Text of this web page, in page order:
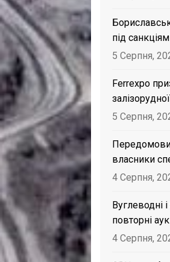
під
5 Серпня,
Ferrexpo
5 Серпня,
власники
4 Серпня,
Вуглеводні
повторні
4 Серпня,